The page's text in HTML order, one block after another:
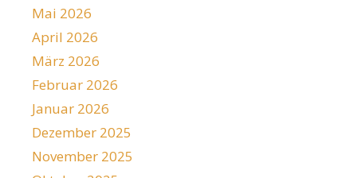
Mai 2026
April 2026
März 2026
Februar 2026
Januar 2026
Dezember 2025
November 2025